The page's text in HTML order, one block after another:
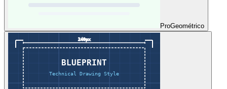
ProGeométrico